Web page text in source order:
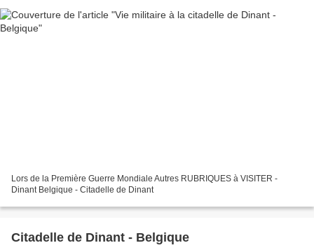
Lors de la Première Guerre Mondiale Autres RUBRIQUES à VISITER -
Dinant Belgique - Citadelle de Dinant
Citadelle de Dinant - Belgique